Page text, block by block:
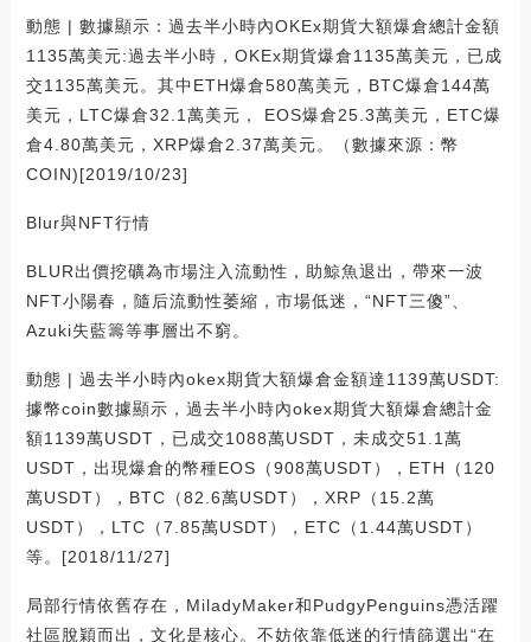
動態 | 數據顯示：過去半小時內OKEx期貨大額爆倉總計金額
1135萬美元:過去半小時，OKEx期貨爆倉1135萬美元，已成
交1135萬美元。其中ETH爆倉580萬美元，BTC爆倉144萬
美元，LTC爆倉32.1萬美元， EOS爆倉25.3萬美元，ETC爆
倉4.80萬美元，XRP爆倉2.37萬美元。（數據來源：幣
COIN)[2019/10/23]
Blur與NFT行情
BLUR出價挖礦為市場注入流動性，助鯨魚退出，帶來一波
NFT小陽春，隨后流動性萎縮，市場低迷，“NFT三傻”、
Azuki失藍籌等事層出不窮。
動態 | 過去半小時內okex期貨大額爆倉金額達1139萬USDT:
據幣coin數據顯示，過去半小時內okex期貨大額爆倉總計金
額1139萬USDT，已成交1088萬USDT，未成交51.1萬
USDT，出現爆倉的幣種EOS（908萬USDT），ETH（120
萬USDT），BTC（82.6萬USDT），XRP（15.2萬
USDT），LTC（7.85萬USDT），ETC（1.44萬USDT）
等。[2018/11/27]
局部行情依舊存在，MiladyMaker和PudgyPenguins憑活躍
社區脫穎而出，文化是核心。不妨依靠低迷的行情篩選出“在